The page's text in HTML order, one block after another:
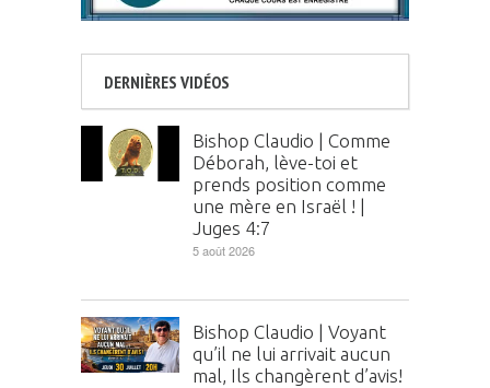
DERNIÈRES VIDÉOS
Bishop Claudio | Comme
Déborah, lève-toi et
prends position comme
une mère en Israël ! |
Juges 4:7
5 août 2026
Bishop Claudio | Voyant
qu’il ne lui arrivait aucun
mal, Ils changèrent d’avis!